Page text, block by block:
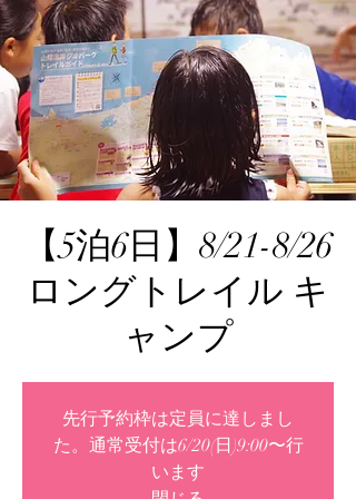
【5泊6日】8/21-8/26
ロングトレイル キ
ャンプ
先行予約枠は定員に達しまし
た。通常受付は6/20(日)9:00〜行
います